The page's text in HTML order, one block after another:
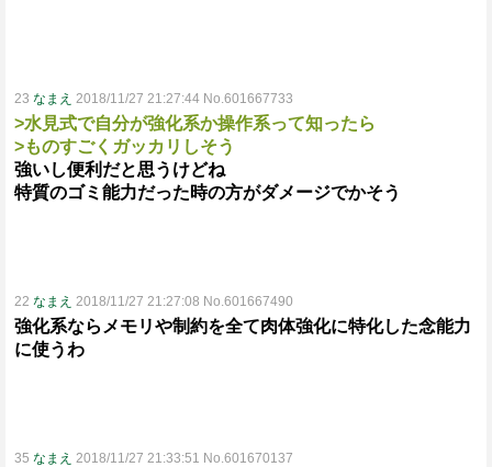
23 なまえ 2018/11/27 21:27:44 No.601667733
>水見式で自分が強化系か操作系って知ったら
>ものすごくガッカリしそう
強いし便利だと思うけどね
特質のゴミ能力だった時の方がダメージでかそう
22 なまえ 2018/11/27 21:27:08 No.601667490
強化系ならメモリや制約を全て肉体強化に特化した念能力
に使うわ
35 なまえ 2018/11/27 21:33:51 No.601670137